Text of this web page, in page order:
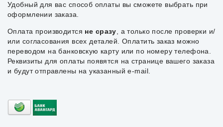
Удобный для вас способ оплаты вы сможете выбрать при
оформлении заказа.
Оплата производится не сразу , а только после проверки и/
или согласования всех деталей. Оплатить заказ можно
переводом на банковскую карту или по номеру телефона.
Реквизиты для оплаты появятся на странице вашего заказа
и будут отправлены на указанный e-mail.